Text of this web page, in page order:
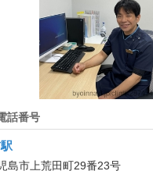
話番号
島市上荒田町29番23号